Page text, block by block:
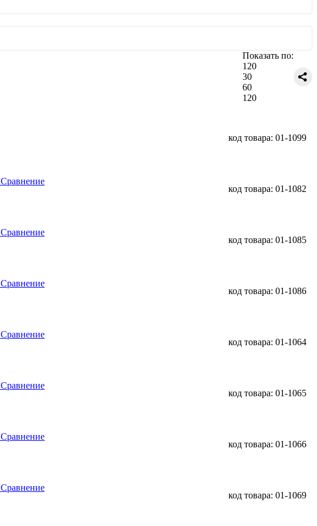
Показать по:
120
30
60
120
код товара: 01-1099
Сравнение
код товара: 01-1082
Сравнение
код товара: 01-1085
Сравнение
код товара: 01-1086
Сравнение
код товара: 01-1064
Сравнение
код товара: 01-1065
Сравнение
код товара: 01-1066
Сравнение
код товара: 01-1069